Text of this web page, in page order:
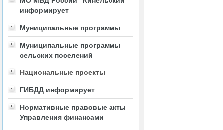
информирует
Муниципальные программы
Муниципальные программы
сельских поселений
Национальные проекты
ГИБДД информирует
Нормативные правовые акты
Управления финансами